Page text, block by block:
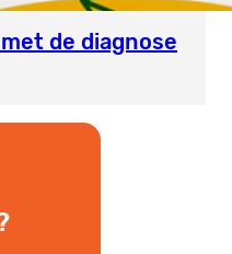
de diagnose